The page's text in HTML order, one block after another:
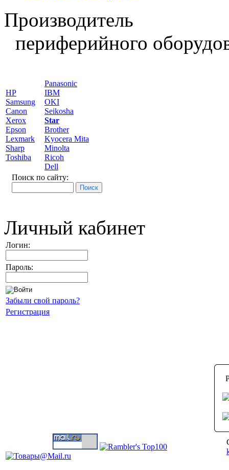
Производитель
периферийного
HP
Samsung
Canon
Xerox
Epson
Lexmark
Sharp
Toshiba
Panasonic
IBM
OKI
Seikosha
Star
Brother
Kyocera Mita
Minolta
Ricoh
Dell
Поиск по сайту:
Личный кабинет
Логин:
Пароль:
Забыли свой пароль?
Регистрация